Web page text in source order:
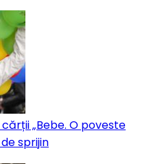
„Bebe. O poveste
sprijin